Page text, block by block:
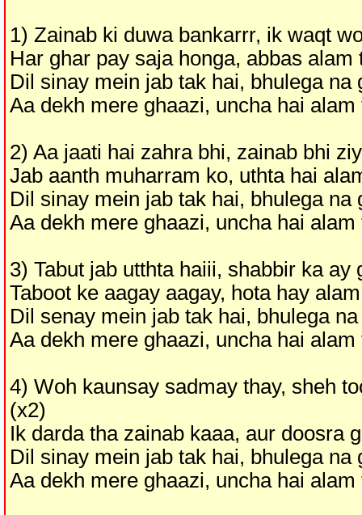
1) Zainab ki duwa bankarrr, ik waqt
Har ghar pay saja honga, abbas alam
Dil sinay mein jab tak hai, bhulega na
Aa dekh mere ghaazi, uncha hai
2) Aa jaati hai zahra bhi, zainab bhi
Jab aanth muharram ko, uthta hai
Dil sinay mein jab tak hai, bhulega na
Aa dekh mere ghaazi, uncha hai
3) Tabut jab utthta haiii, shabbir ka ay
Taboot ke aagay aagay, hota hay
Dil senay mein jab tak hai, bhulega
Aa dekh mere ghaazi, uncha hai
4) Woh kaunsay sadmay thay, sheh
(x2)
Ik darda tha zainab kaaa, aur doosra
Dil sinay mein jab tak hai, bhulega na
Aa dekh mere ghaazi, uncha hai